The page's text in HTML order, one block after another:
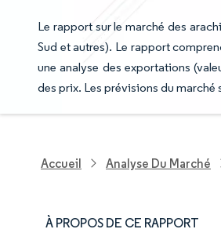
Le rapport sur le marché des
Sud et autres). Le rapport
une analyse des exportations
des prix. Les prévisions du marché
Accueil Analyse Du Marché
À PROPOS DE CE RAPPORT